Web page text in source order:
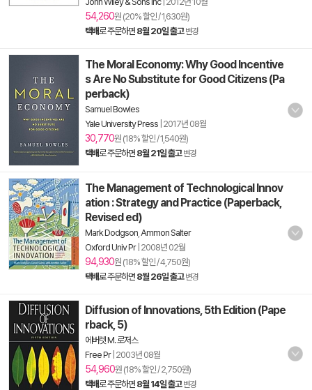
54,260원 (20% 할인 / 1,630원)
택배로 주문하면 8월 20일 출고 변경
The Moral Economy: Why Good Incentive
s Are No Substitute for Good Citizens (Pa
perback)
Samuel Bowles
Yale University Press 2017년 08월
30,770원 (18% 할인 / 1,540원)
택배로 주문하면 8월 21일 출고 변경
The Management of Technological Innov
ation : Strategy and Practice (Paperback,
Revised ed)
Mark Dodgson Ammon Salter
Oxford Univ Pr| 2008년 02월
94,930원 (18% 할인 / 4,750원)
택배로 주문하면 8월 26일 출고 변경
Diffusion of Innovations, 5th Edition (Pape
rback, 5)
에버렛 M. 로저스
Free Pr 2003년 08월
54,960원 (18% 할인 / 2,750원)
택배로 주문하면 8월 14일 출고 변경